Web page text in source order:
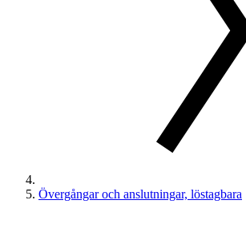
Övergångar och anslutningar, löstagbara